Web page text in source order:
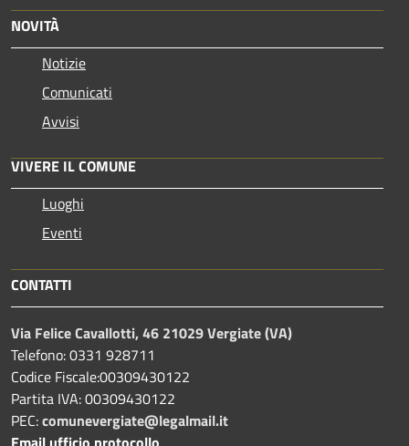
NOVITÀ
Notizie
Comunicati
Avvisi
VIVERE IL COMUNE
Luoghi
Eventi
CONTATTI
Via Felice Cavallotti, 46 21029 Vergiate (VA)
Telefono: 0331 928711
Codice Fiscale:00309430122
Partita IVA: 00309430122
PEC:comunevergiate@legalmail.it